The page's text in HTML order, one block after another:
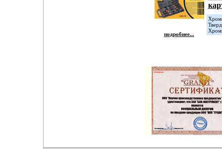
подробнее...